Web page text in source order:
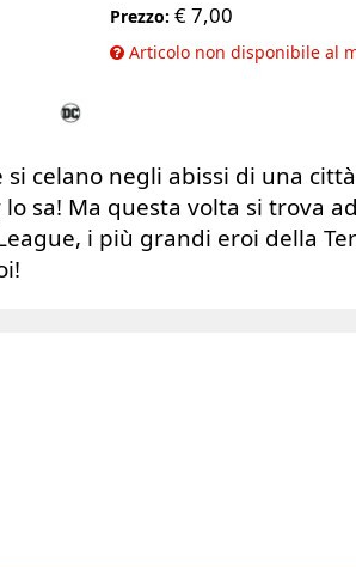
Prezzo: €7,00
Articolo non disponibile al
si celano negli abissi di una
sa! Ma questa volta si trova
i più grandi eroi della